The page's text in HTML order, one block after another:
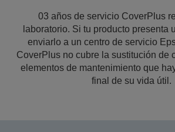
03 años de servicio CoverPlus
laboratorio. Si tu producto presenta
enviarlo a un centro de servicio
CoverPlus no cubre la sustitución de
elementos de mantenimiento que
final de su vida útil.